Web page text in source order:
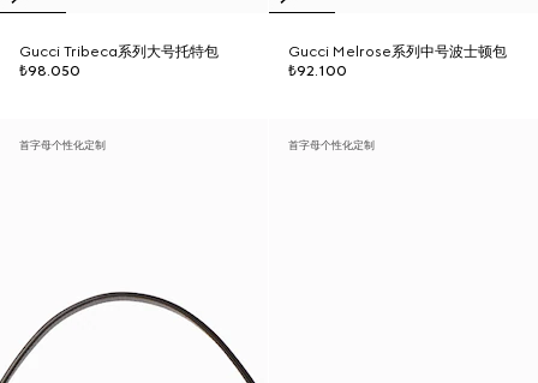
Gucci Tribeca系列大号托特包
₺98.050
Gucci Melrose系列中号波士顿包
₺92.100
首字母个性化定制 首字母个性化定制